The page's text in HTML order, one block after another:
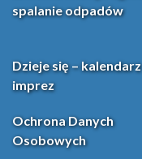
spalanie odpadów
Dzieje się – kalendarz
imprez
Ochrona Danych
Osobowych